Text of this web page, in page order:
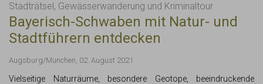
Stadträtsel, Gewässerwanderung und Kriminaltour
Bayerisch-Schwaben mit Natur- und
Stadtführern entdecken
Augsburg/München, 02. August 2021
Vielseitige Naturräume, besondere Geotope, beeindruckende